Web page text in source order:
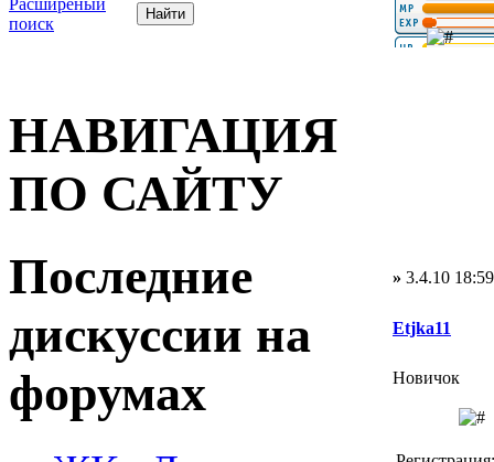
поиск
НАВИГАЦИЯ
ПО САЙТУ
Последние
дискуссии на
форумах
» 3.4.10 18:59
Etjka11
Новичок